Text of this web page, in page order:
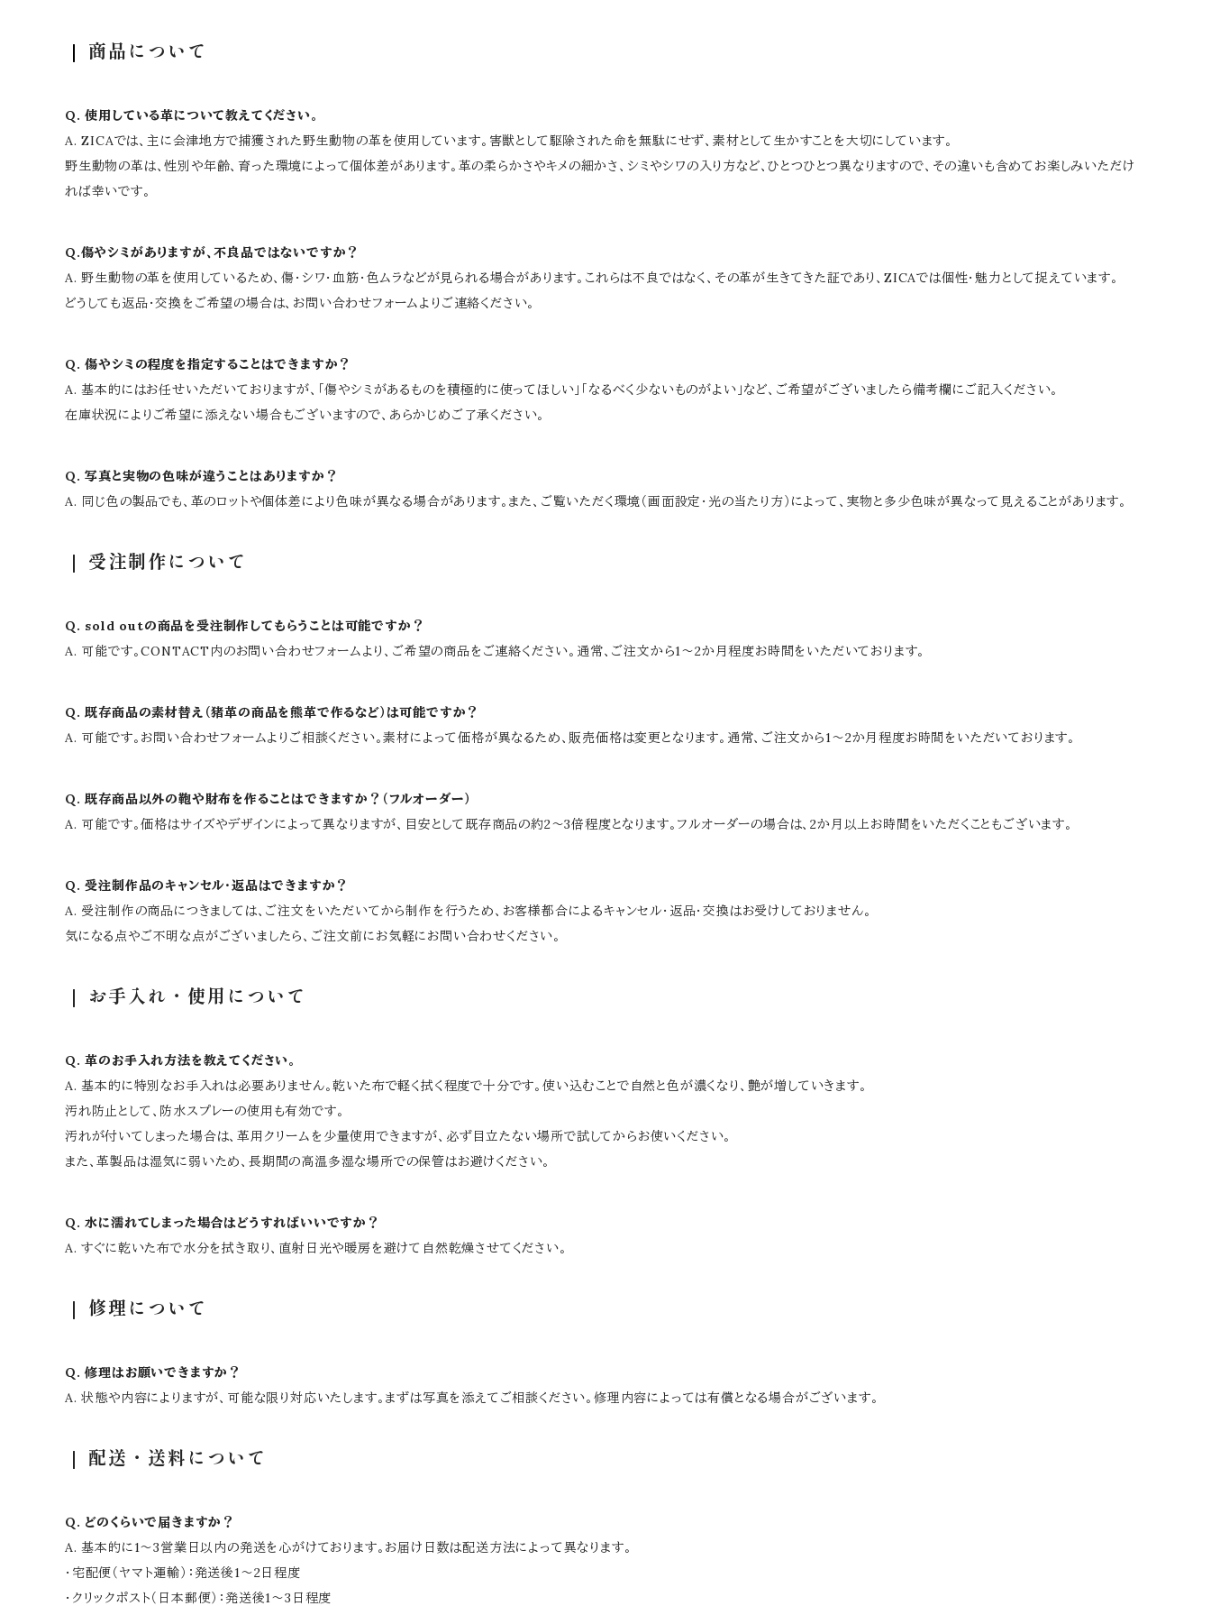
商品について
Q. 使用している革について教えてください。
A. ZICAでは、主に会津地方で捕獲された野生動物の革を使用しています。害獣として駆除された命を無駄にせず、素材として生かすことを大切にしています。
野生動物の革は、性別や年齢、育った環境によって個体差があります。革の柔らかさやキメの細かさ、シミやシワの入り方など、ひとつひとつ異なりますので、その違いも含めてお楽しみいただけ
れば幸いです。
Q.傷やシミがありますが、不良品ではないですか？
A. 野生動物の革を使用しているため、傷・シワ・血筋・色ムラなどが見られる場合があります。これらは不良ではなく、その革が生きてきた証であり、ZICAでは個性・魅力として捉えています。
どうしても返品・交換をご希望の場合は、お問い合わせフォームよりご連絡ください。
Q. 傷やシミの程度を指定することはできますか？
A. 基本的にはお任せいただいておりますが、「傷やシミがあるものを積極的に使ってほしい」「なるべく少ないものがよい」など、ご希望がございましたら備考欄にご記入ください。
在庫状況によりご希望に添えない場合もございますので、あらかじめご了承ください。
Q. 写真と実物の色味が違うことはありますか？
A. 同じ色の製品でも、革のロットや個体差により色味が異なる場合があります。また、ご覧いただく環境（画面設定・光の当たり方）によって、実物と多少色味が異なって見えることがあります。
受注制作について
Q. sold outの商品を受注制作してもらうことは可能ですか？
A. 可能です。CONTACT内のお問い合わせフォームより、ご希望の商品をご連絡ください。通常、ご注文から1～2か月程度お時間をいただいております。
Q. 既存商品の素材替え（猪革の商品を熊革で作るなど）は可能ですか？
A. 可能です。お問い合わせフォームよりご相談ください。素材によって価格が異なるため、販売価格は変更となります。通常、ご注文から1～2か月程度お時間をいただいております。
Q. 既存商品以外の鞄や財布を作ることはできますか？（フルオーダー）
A. 可能です。価格はサイズやデザインによって異なりますが、目安として既存商品の約2～3倍程度となります。フルオーダーの場合は、2か月以上お時間をいただくこともございます。
Q. 受注制作品のキャンセル・返品はできますか？
A. 受注制作の商品につきましては、ご注文をいただいてから制作を行うため、お客様都合によるキャンセル・返品・交換はお受けしておりません。
気になる点やご不明な点がございましたら、ご注文前にお気軽にお問い合わせください。
お手入れ・使用について
Q. 革のお手入れ方法を教えてください。
A. 基本的に特別なお手入れは必要ありません。乾いた布で軽く拭く程度で十分です。使い込むことで自然と色が濃くなり、艶が増していきます。
汚れ防止として、防水スプレーの使用も有効です。
汚れが付いてしまった場合は、革用クリームを少量使用できますが、必ず目立たない場所で試してからお使いください。
また、革製品は湿気に弱いため、長期間の高温多湿な場所での保管はお避けください。
Q. 水に濡れてしまった場合はどうすればいいですか？
A. すぐに乾いた布で水分を拭き取り、直射日光や暖房を避けて自然乾燥させてください。
修理について
Q. 修理はお願いできますか？
A. 状態や内容によりますが、可能な限り対応いたします。まずは写真を添えてご相談ください。修理内容によっては有償となる場合がございます。
配送・送料について
Q. どのくらいで届きますか？
A. 基本的に1～3営業日以内の発送を心がけております。お届け日数は配送方法によって異なります。
・宅配便（ヤマト運輸）：発送後1～2日程度
・クリックポスト（日本郵便）：発送後1～3日程度